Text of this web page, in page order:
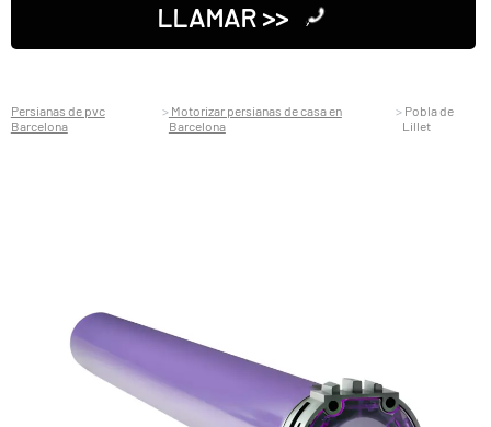
LLAMAR >>
Persianas de pvc
Barcelona
Motorizar persianas de casa en
Barcelona
Pobla de
Lillet